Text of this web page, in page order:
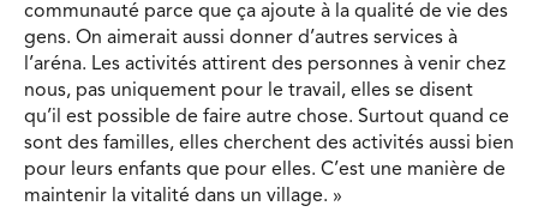
communauté parce que ça ajoute à la qualité de vie des
gens. On aimerait aussi donner d’autres services à
l’aréna. Les activités attirent des personnes à venir chez
nous, pas uniquement pour le travail, elles se disent
qu’il est possible de faire autre chose. Surtout quand ce
sont des familles, elles cherchent des activités aussi bien
pour leurs enfants que pour elles. C’est une manière de
maintenir la vitalité dans un village. »